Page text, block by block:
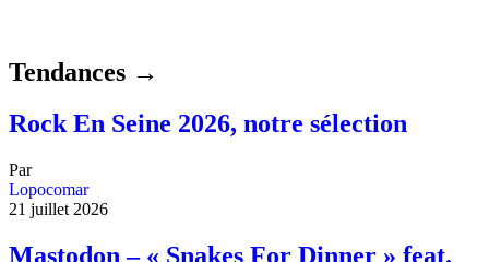
Tendances →
Rock En Seine 2026, notre sélection
Par
Lopocomar
21 juillet 2026
Mastodon – « Snakes For Dinner » feat.